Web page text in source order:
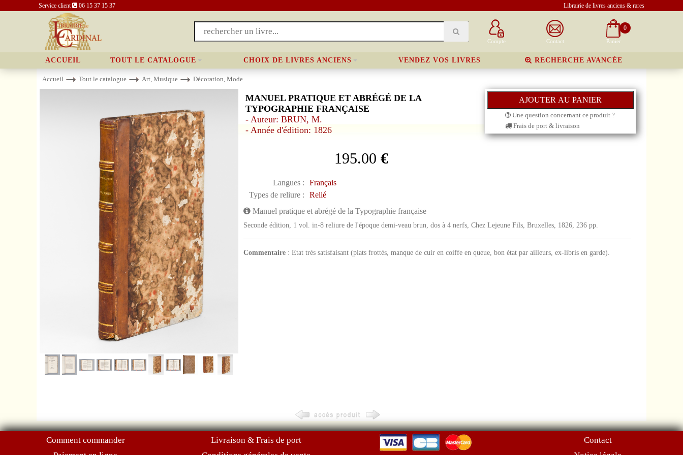
Service client 06 15 37 15 37 Librairie de livres anciens & rares
Compte Contact
0
Panier
ACCUEIL TOUT LE CATALOGUE CHOIX DE LIVRES ANCIENS VENDEZ VOS LIVRES RECHERCHE AVANCÉE
Accueil Tout le catalogue Art, Musique Décoration, Mode
MANUEL PRATIQUE ET ABRÉGÉ DE LA
TYPOGRAPHIE FRANÇAISE
- Auteur: BRUN, M.
- Année d'édition: 1826
195.00 €
Langues :
Français
Types de reliure :
Relié
Une question concernant ce produit ?
Frais de port & livraison
Manuel pratique et abrégé de la Typographie française
Seconde édition, 1 vol. in-8 reliure de l'époque demi-veau brun, dos à 4 nerfs, Chez Lejeune Fils, Bruxelles, 1826, 236 pp.
Commentaire: Etat très satisfaisant (plats frottés, manque de cuir en coiffe en queue, bon état par ailleurs, ex-libris en garde).
Comment commander
Livraison & Frais de port
Contact